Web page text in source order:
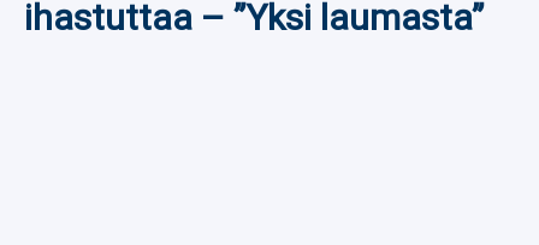
Yleisurheilu
ihastuttaa – ”Yksi laumasta”